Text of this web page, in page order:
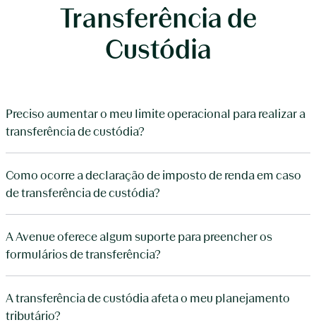
Transferência de
Custódia
Preciso aumentar o meu limite operacional para realizar a
transferência de custódia?
Como ocorre a declaração de imposto de renda em caso
de transferência de custódia?
A Avenue oferece algum suporte para preencher os
formulários de transferência?
A transferência de custódia afeta o meu planejamento
tributário?